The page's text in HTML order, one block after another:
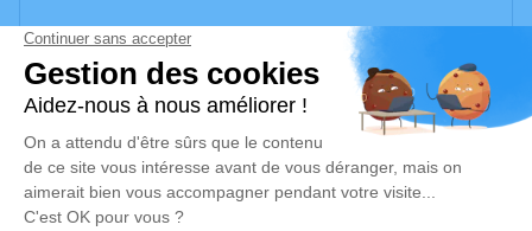
Nous vous invitons à utiliser cet espace pour
laisser vos condoléances, partager des photos
souvenirs, une anecdote ou exprimer vos pensées
à travers des poèmes ou des textes. Cet endroit
est un lieu d'expression dédié à honorer la
mémoire de Jacqueline COURAULT.